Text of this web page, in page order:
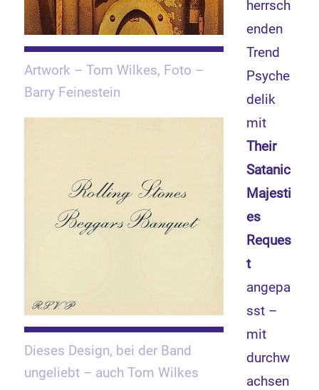
Artwork – Tom Wilkes, Foto –
Barry Feinestein
Dieses Design, bei der Band
ungeliebt – auch Tom Wilkes
herrsch
enden
Trend
Psyche
delik
mit
Their
Satanic
Majesti
es
Reques
t
angepa
sst –
mit
durchw
achsen